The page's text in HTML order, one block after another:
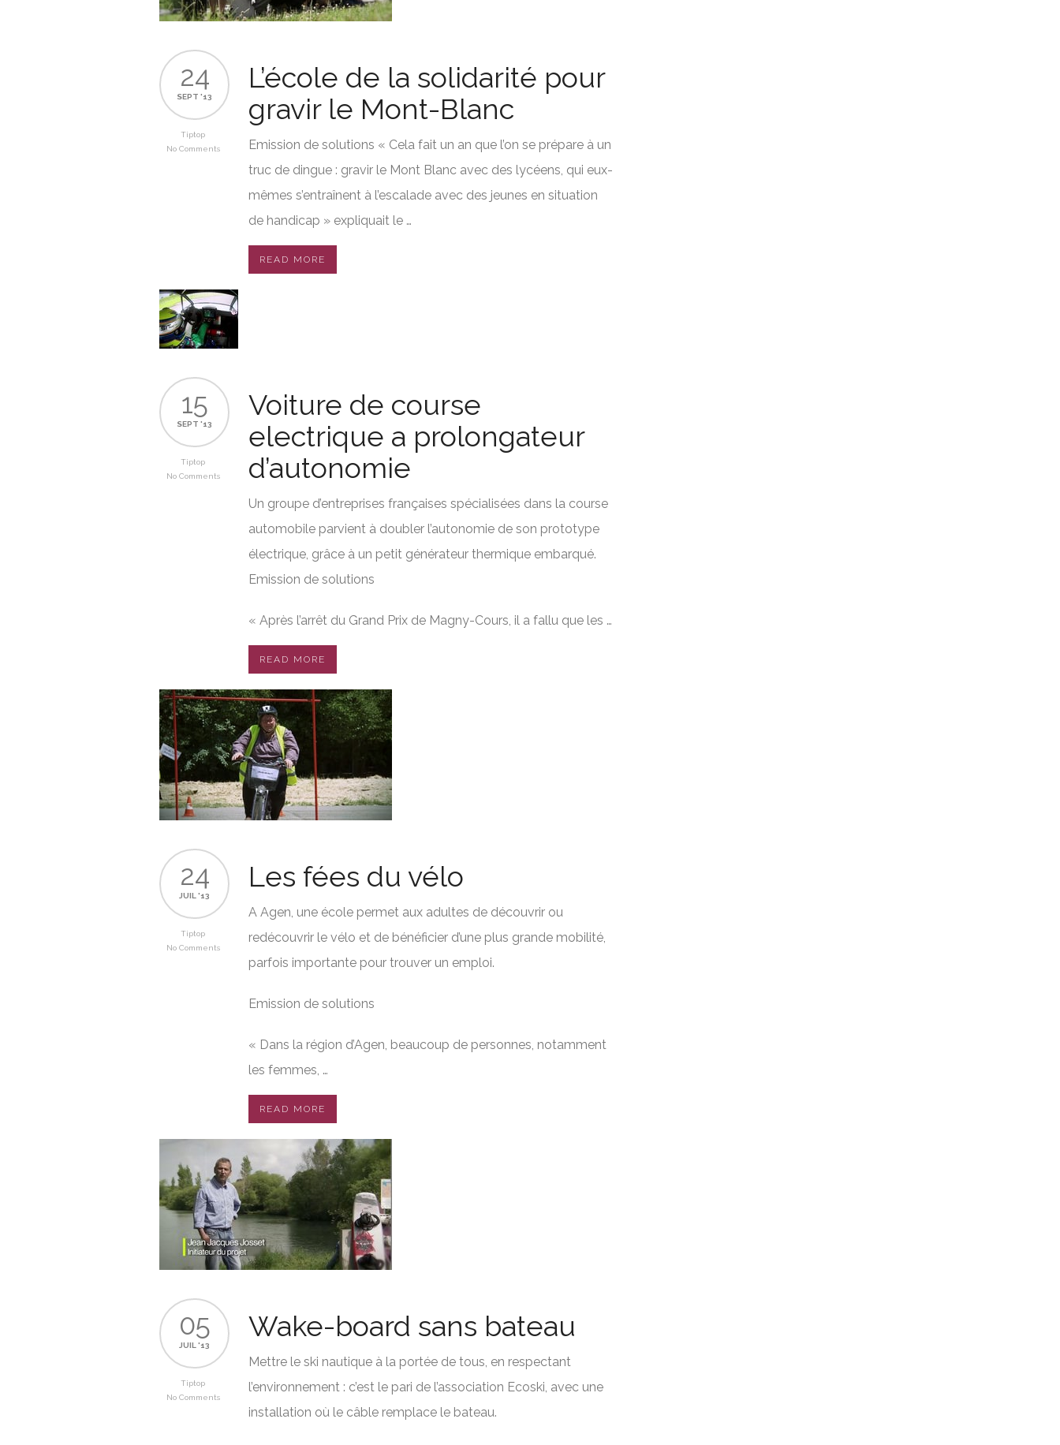
24
SEPT '13
Tiptop
No Comments
L’école de la solidarité pour
gravir le Mont-Blanc
Emission de solutions « Cela fait un an que l’on se prépare à un
truc de dingue : gravir le Mont Blanc avec des lycéens, qui eux-
mêmes s’entraînent à l’escalade avec des jeunes en situation
de handicap » expliquait le …
READ MORE
15
SEPT '13
Tiptop
No Comments
Voiture de course
electrique a prolongateur
d’autonomie
Un groupe d’entreprises françaises spécialisées dans la course
automobile parvient à doubler l’autonomie de son prototype
électrique, grâce à un petit générateur thermique embarqué.
Emission de solutions
« Après l’arrêt du Grand Prix de Magny-Cours, il a fallu que les …
READ MORE
24
JUIL '13
Tiptop
No Comments
Les fées du vélo
A Agen, une école permet aux adultes de découvrir ou
redécouvrir le vélo et de bénéficier d’une plus grande mobilité,
parfois importante pour trouver un emploi.
Emission de solutions
« Dans la région d’Agen, beaucoup de personnes, notamment
les femmes, …
READ MORE
05
JUIL '13
Tiptop
No Comments
Wake-board sans bateau
Mettre le ski nautique à la portée de tous, en respectant
l’environnement : c’est le pari de l’association Ecoski, avec une
installation où le câble remplace le bateau.